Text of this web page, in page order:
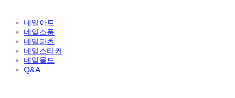
네일아트
네일소품
네일파츠
네일스티커
네일몰드
Q&A